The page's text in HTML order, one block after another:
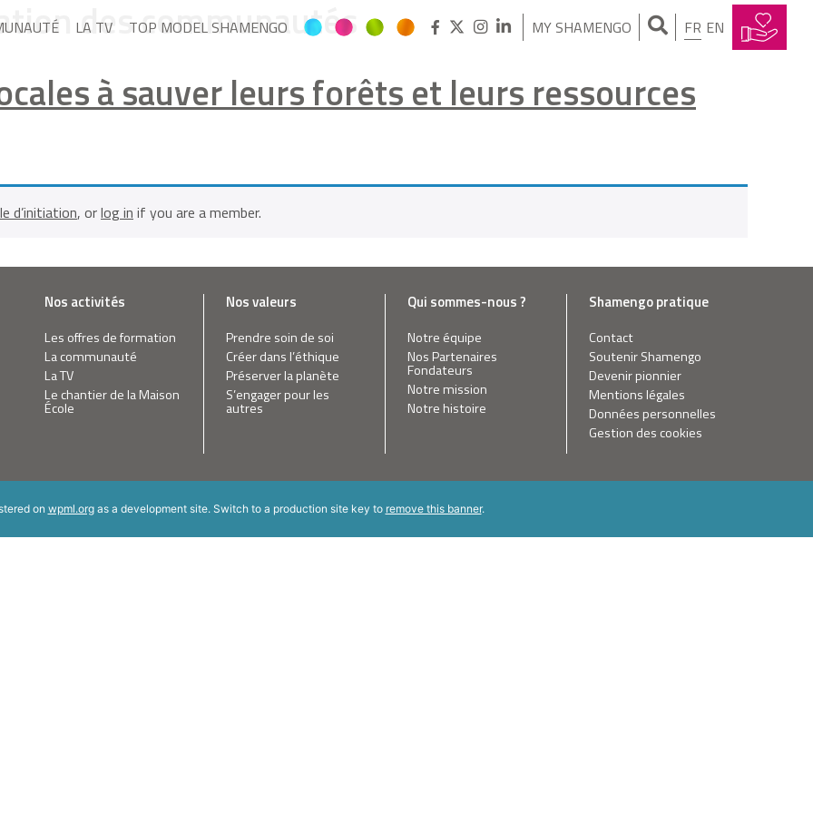
LA TV TOP MODEL SHAMENGO MY SHAMENGO FR EN
des communautés
à sauver leurs forêts et leurs ressources
d’initiation, orlog in if you are a member.
Nos activités
Les offres de formation
La communauté
La TV
Le chantier de la Maison
École
Nos valeurs
Prendre soin de soi
Créer dans l’éthique
Préserver la planète
S’engager pour les
autres
Qui sommes-nous ?
Notre équipe
Nos Partenaires
Fondateurs
Notre mission
Notre histoire
Shamengo pratique
Contact
Soutenir Shamengo
Devenir pionnier
Mentions légales
Données personnelles
Gestion des cookies
on wpml.orgas a development site. Switch to a production site key to remove this banner.